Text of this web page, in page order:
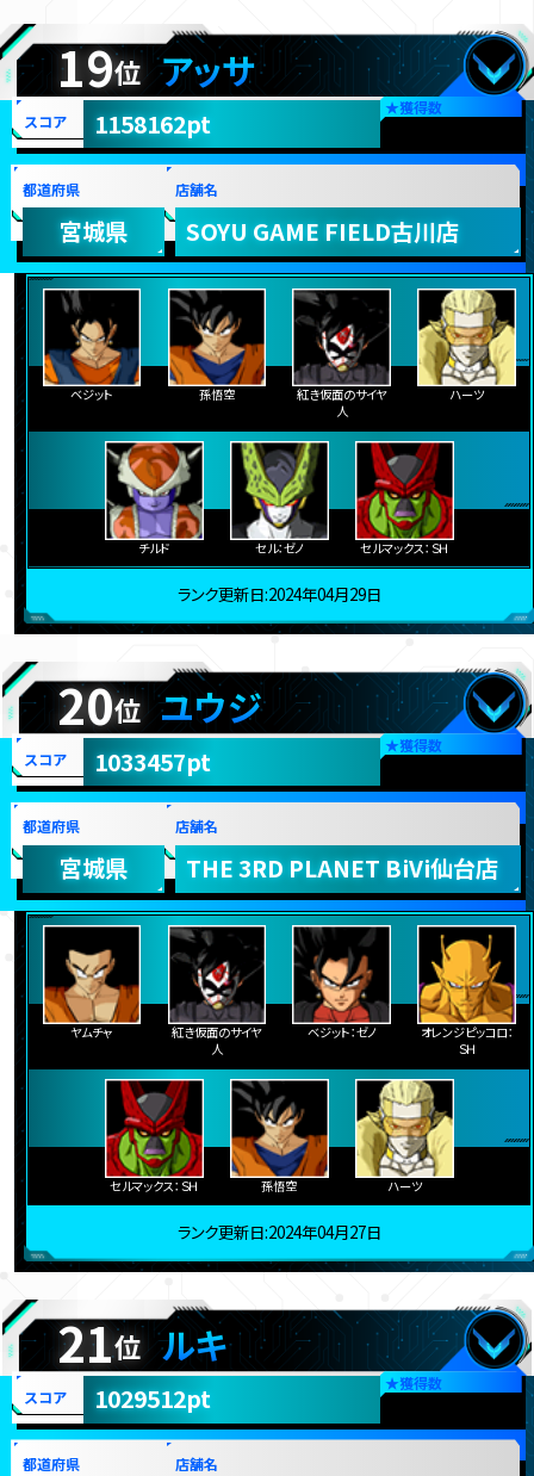
19位 アッサ
★獲得数
スコア 1158162pt
都道府県
宮城県
店舗名
SOYU GAME FIELD古川店
ベジット 孫悟空
紅き仮面のサイヤ
人
ハーツ
チルド セル：ゼノ セルマックス：ＳＨ
ランク更新日:2024年04月29日
20位 ユウジ
★獲得数
スコア 1033457pt
都道府県
宮城県
店舗名
THE 3RD PLANET BiVi仙台店
ヤムチャ
紅き仮面のサイヤ
人
ベジット：ゼノ
オレンジピッコロ：
ＳＨ
セルマックス：ＳＨ 孫悟空 ハーツ
ランク更新日:2024年04月27日
21位 ルキ
★獲得数
スコア 1029512pt
都道府県 店舗名